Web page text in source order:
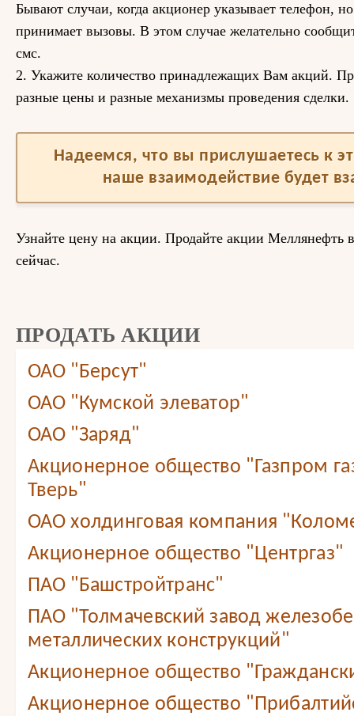
Бывают случаи, когда акционер указывает телефон,
принимает вызовы. В этом случае желательно
смс.
2. Укажите количество принадлежащих Вам акций.
разные цены и разные механизмы проведения сделки.
Надеемся, что вы прислушаетесь к
наше взаимодействие будет
Узнайте цену на акции. Продайте акции Меллянефть
сейчас.
ПРОДАТЬ АКЦИИ
ОАО "Берсут"
ОАО "Кумской элеватор"
ОАО "Заряд"
Акционерное общество "Газпром
Тверь"
ОАО холдинговая компания
Акционерное общество "Центргаз"
ПАО "Башстройтранс"
ПАО "Толмачевский завод
металлических конструкций"
Акционерное общество
Акционерное общество